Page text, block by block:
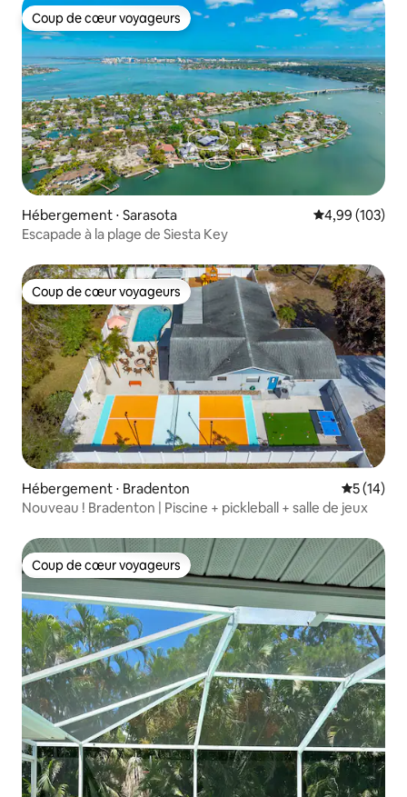
Coup de cœur voyageurs
Coup de cœur voyageurs
Hébergement ⋅ Sarasota Évaluation
4,99 (103)
Escapade à la plage de Siesta Key
Coup de cœur voyageurs
Coup de cœur voyageurs
Hébergement ⋅ Bradenton
5 (14)
Nouveau ! Bradenton | Piscine + pickleball + salle de jeux
Coup de cœur voyageurs
Coup de cœur voyageurs